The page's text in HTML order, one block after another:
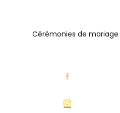
Cérémonies de